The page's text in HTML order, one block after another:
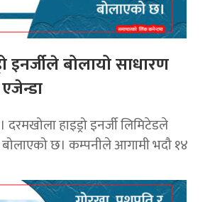
इनर्जीले बोलायो साधारण
हाइड्रो इनर्जी लिमिटेडले
बोलाएको छ। कम्पनीले आगामी भदौ १४